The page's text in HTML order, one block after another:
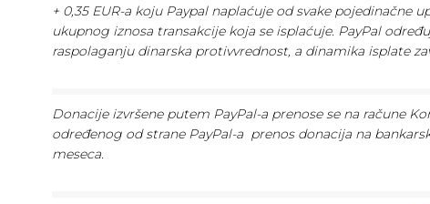
+ 0,35 EUR-a koju Paypal naplaćuje od svake pojedinačne
ukupnog iznosa transakcije koja se isplaćuje. PayPal
raspolaganju dinarska protivvrednost, a dinamika isplate
Donacije izvršene putem PayPal-a prenose se na račune
određenog od strane PayPal-a prenos donacija na
meseca.